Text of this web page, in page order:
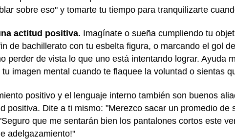
sobre eso" y tomarte tu tiempo para tranquilizarte
actitud positiva. Imagínate o sueña cumpliendo tu
de bachillerato con tu esbelta figura, o marcando el gol
perder de vista lo que uno está intentando lograr. Ayuda
tu imagen mental cuando te flaquee la voluntad o sientas
positivo y el lenguaje interno también son buenos
positiva. Dite a ti mismo: "Merezco sacar un promedio
que me sentarán bien los pantalones cortos este
adelgazamiento!"